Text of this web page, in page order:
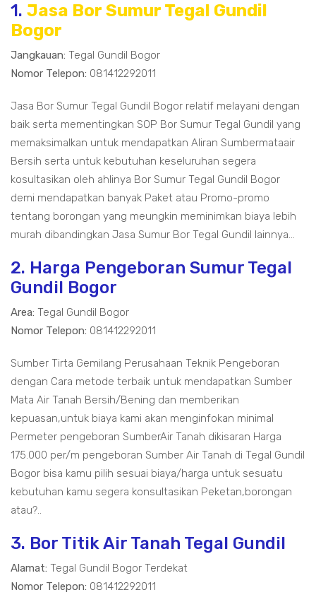
1. Jasa Bor Sumur Tegal Gundil
Bogor
Jangkauan: Tegal Gundil Bogor
Nomor Telepon: 081412292011
Jasa Bor Sumur Tegal Gundil Bogor relatif melayani dengan
baik serta mementingkan SOP Bor Sumur Tegal Gundil yang
memaksimalkan untuk mendapatkan Aliran Sumbermataair
Bersih serta untuk kebutuhan keseluruhan segera
kosultasikan oleh ahlinya Bor Sumur Tegal Gundil Bogor
demi mendapatkan banyak Paket atau Promo-promo
tentang borongan yang meungkin meminimkan biaya lebih
murah dibandingkan Jasa Sumur Bor Tegal Gundil lainnya...
2. Harga Pengeboran Sumur Tegal
Gundil Bogor
Area: Tegal Gundil Bogor
Nomor Telepon: 081412292011
Sumber Tirta Gemilang Perusahaan Teknik Pengeboran
dengan Cara metode terbaik untuk mendapatkan Sumber
Mata Air Tanah Bersih/Bening dan memberikan
kepuasan,untuk biaya kami akan menginfokan minimal
Permeter pengeboran SumberAir Tanah dikisaran Harga
175.000 per/m pengeboran Sumber Air Tanah di Tegal Gundil
Bogor bisa kamu pilih sesuai biaya/harga untuk sesuatu
kebutuhan kamu segera konsultasikan Peketan,borongan
atau?..
3. Bor Titik Air Tanah Tegal Gundil
Alamat: Tegal Gundil Bogor Terdekat
Nomor Telepon: 081412292011